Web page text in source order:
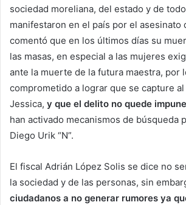
sociedad moreliana, del estado y de
manifestaron en el país por el asesinato
comentó que en los últimos días su
las masas, en especial a las mujeres
ante la muerte de la futura maestra, por
comprometido a lograr que se capture
Jessica, y que el delito no quede impune
han activado mecanismos de búsqueda
Diego Urik “N”.
El fiscal Adrián López Solis se dice no
la sociedad y de las personas, sin
ciudadanos a no generar rumores ya